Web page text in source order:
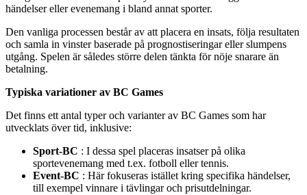
händelser eller evenemang i bland annat sporter.
Den vanliga processen består av att placera en insats, följa resultaten
och samla in vinster baserade på prognostiseringar eller slumpens
utgång. Spelen är således större delen tänkta för nöje snarare än
betalning.
Typiska variationer av BC Games
Det finns ett antal typer och varianter av BC Games som har
utvecklats över tid, inklusive:
Sport-BC : I dessa spel placeras insatser på olika
sportevenemang med t.ex. fotboll eller tennis.
Event-BC : Här fokuseras istället kring specifika händelser,
till exempel vinnare i tävlingar och prisutdelningar.